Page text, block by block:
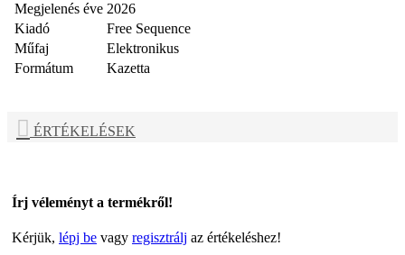
Megjelenés éve 2026
Kiadó
Free Sequence
Műfaj
Elektronikus
Formátum
Kazetta
ÉRTÉKELÉSEK
Írj véleményt a termékről!
Kérjük, lépj be vagy regisztrálj az értékeléshez!